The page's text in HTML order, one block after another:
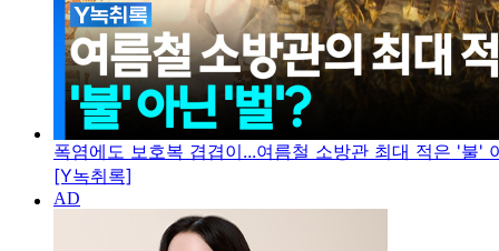
폭염에도 보호복 겹겹이...여름철 소방관 최대 적은 '불'
[Y녹취록]